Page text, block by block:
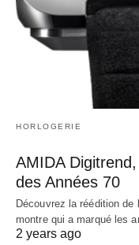
HORLOGERIE
AMIDA
des Années 70
Découvrez la réédition de
montre qui a marqué les
2 years ago